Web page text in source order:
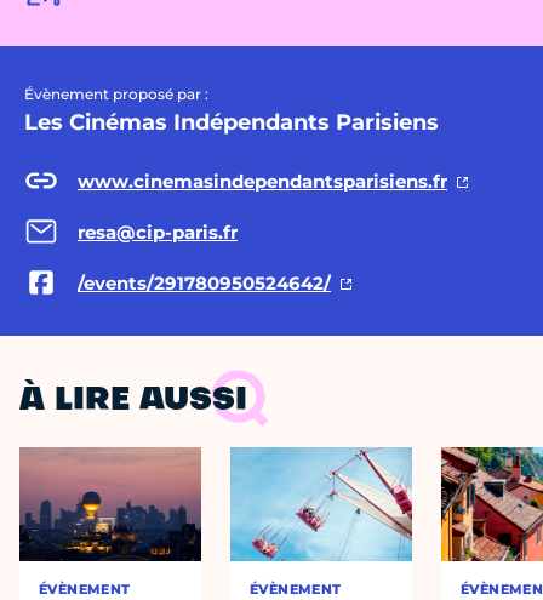
Évènement proposé par :
Les Cinémas Indépendants Parisiens
www.cinemasindependantsparisiens.fr
resa@cip-paris.fr
/events/291780950524642/
À LIRE AUSSI
ÉVÈNEMENT ÉVÈNEMENT